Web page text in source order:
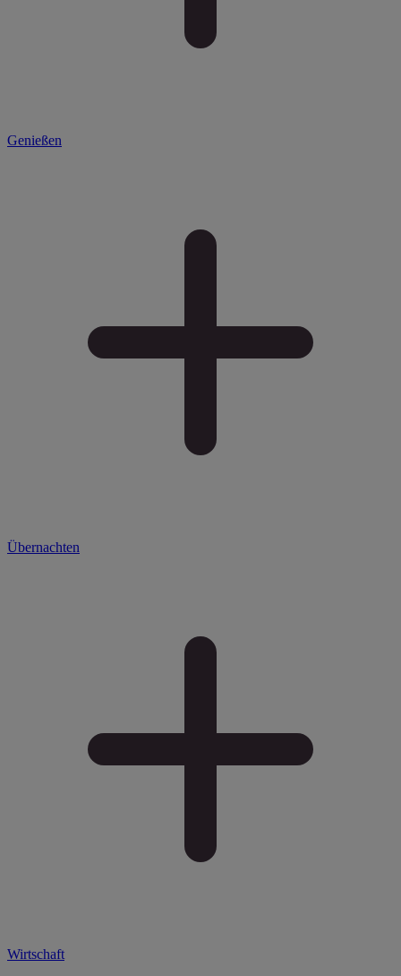
Genießen
Übernachten
Wirtschaft